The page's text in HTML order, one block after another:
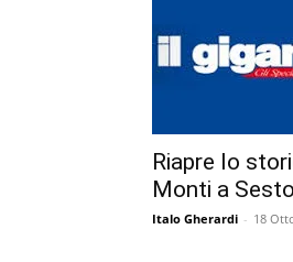
Riapre lo
Monti a
Italo Gherardi - 18